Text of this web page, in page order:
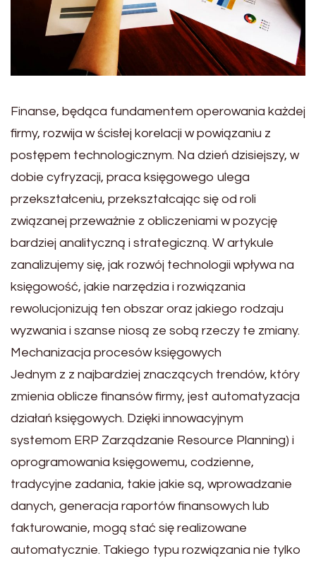
Finanse, będąca fundamentem operowania każdej
firmy, rozwija w ścisłej korelacji w powiązaniu z
postępem technologicznym. Na dzień dzisiejszy, w
dobie cyfryzacji, praca księgowego ulega
przekształceniu, przekształcając się od roli
związanej przeważnie z obliczeniami w pozycję
bardziej analityczną i strategiczną. W artykule
zanalizujemy się, jak rozwój technologii wpływa na
księgowość, jakie narzędzia i rozwiązania
rewolucjonizują ten obszar oraz jakiego rodzaju
wyzwania i szanse niosą ze sobą rzeczy te zmiany.
Mechanizacja procesów księgowych
Jednym z z najbardziej znaczących trendów, który
zmienia oblicze finansów firmy, jest automatyzacja
działań księgowych. Dzięki innowacyjnym
systemom ERP Zarządzanie Resource Planning) i
oprogramowania księgowemu, codzienne,
tradycyjne zadania, takie jakie są, wprowadzanie
danych, generacja raportów finansowych lub
fakturowanie, mogą stać się realizowane
automatycznie. Takiego typu rozwiązania nie tylko